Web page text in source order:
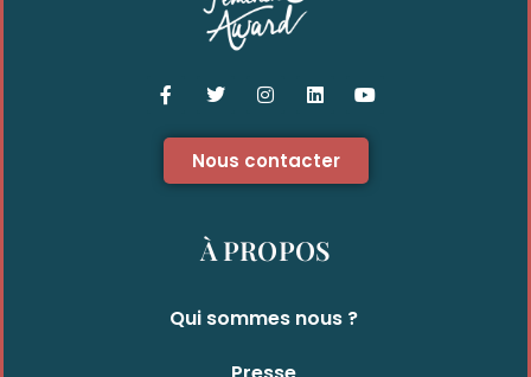
Nous contacter
À PROPOS
Qui sommes nous ?